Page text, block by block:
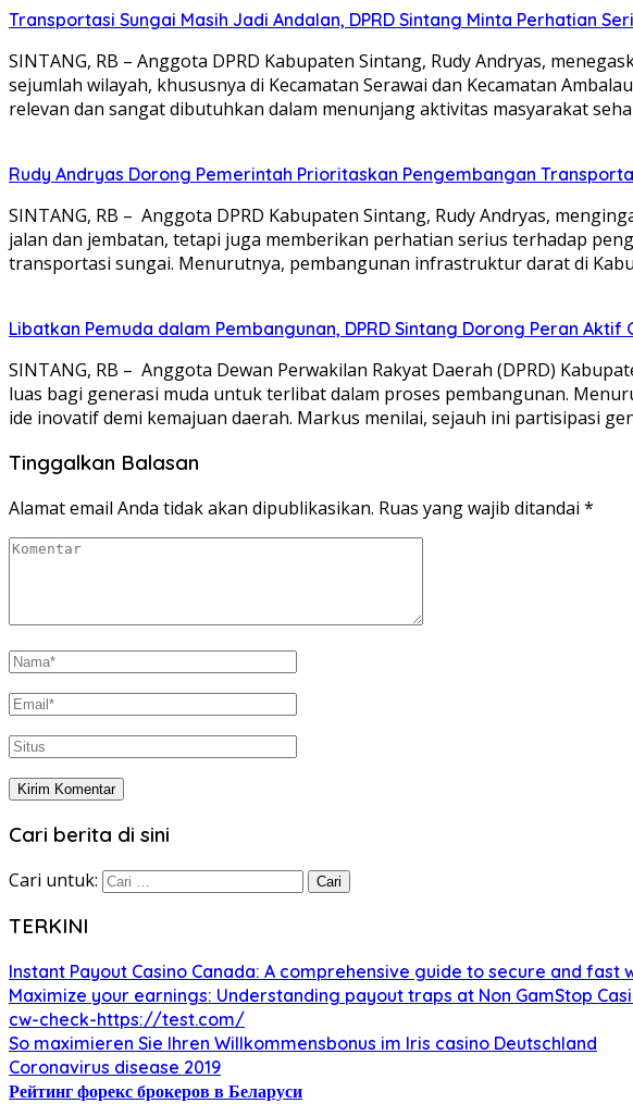
Transportasi Sungai Masih Jadi Andalan, DPRD Sintang Minta Perhatian
SINTANG, RB – Anggota DPRD Kabupaten Sintang, Rudy Andryas,
sejumlah wilayah, khususnya di Kecamatan Serawai dan Kecamatan
relevan dan sangat dibutuhkan dalam menunjang aktivitas masyarakat
Rudy Andryas Dorong Pemerintah Prioritaskan Pengembangan
SINTANG, RB – Anggota DPRD Kabupaten Sintang, Rudy Andryas,
jalan dan jembatan, tetapi juga memberikan perhatian serius terhadap
transportasi sungai. Menurutnya, pembangunan infrastruktur darat di
Libatkan Pemuda dalam Pembangunan, DPRD Sintang Dorong Peran Aktif
SINTANG, RB – Anggota Dewan Perwakilan Rakyat Daerah (DPRD)
luas bagi generasi muda untuk terlibat dalam proses pembangunan.
ide inovatif demi kemajuan daerah. Markus menilai, sejauh ini partisipasi
Tinggalkan Balasan
Alamat email Anda tidak akan dipublikasikan. Ruas yang wajib ditandai *
Cari berita di sini
Cari untuk:
TERKINI
Instant Payout Casino Canada: A comprehensive guide to secure and fast
Maximize your earnings: Understanding payout traps at Non GamStop
cw-check-https://test.com/
So maximieren Sie Ihren Willkommensbonus im Iris casino Deutschland
Coronavirus disease 2019
Рейтинг форекс брокеров в Беларуси